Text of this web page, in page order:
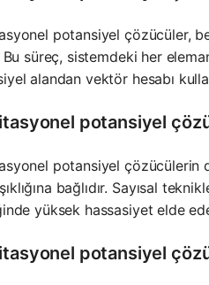
potansiyel çözücüler,
Bu süreç, sistemdeki her
alandan vektör hesabı
potansiyel
potansiyel çözücülerin
bağlıdır. Sayısal
yüksek hassasiyet elde
potansiyel